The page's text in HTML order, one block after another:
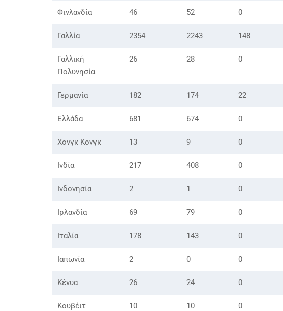
Φινλανδία 46 52 0
Γαλλία 2354 2243 148
Γαλλική
Πολυνησία
26 28 0
Γερμανία 182 174 22
Ελλάδα 681 674 0
Χονγκ Κονγκ 13 9 0
Ινδία 217 408 0
Ινδονησία 2 1 0
Ιρλανδία 69 79 0
Ιταλία 178 143 0
Ιαπωνία 2 0 0
Κένυα 26 24 0
Κουβέιτ 10 10 0